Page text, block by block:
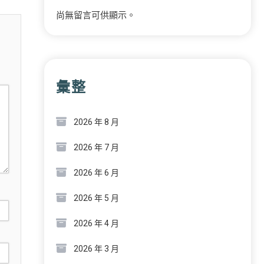
尚無留言可供顯示。
彙整
2026 年 8 月
2026 年 7 月
2026 年 6 月
2026 年 5 月
2026 年 4 月
2026 年 3 月